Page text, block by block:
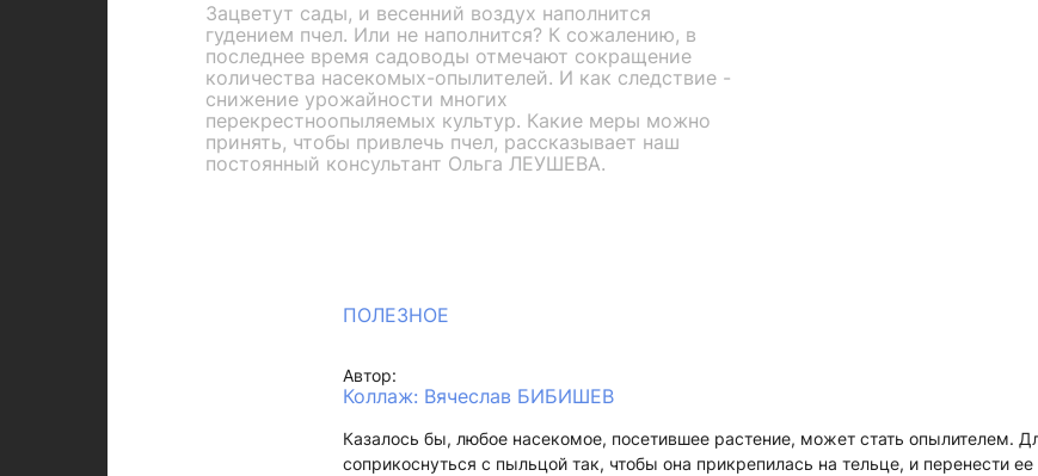
Зацветут сады, и весенний воздух наполнится
гудением пчел. Или не наполнится? К сожалению, в
последнее время садоводы отмечают сокращение
количества насекомых-опылителей. И как следствие -
снижение урожайности многих
перекрестноопыляемых культур. Какие меры можно
принять, чтобы привлечь пчел, рассказывает наш
постоянный консультант Ольга ЛЕУШЕВА.
ПОЛЕЗНОЕ
Автор:
Коллаж: Вячеслав БИБИШЕВ
Казалось бы, любое насекомое, посетившее растение, может стать опылителем.
соприкоснуться с пыльцой так, чтобы она прикрепилась на тельце, и перенести